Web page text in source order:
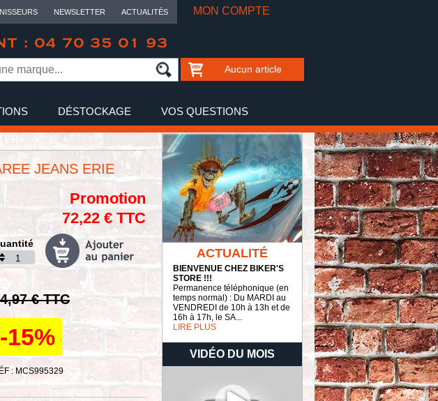
NEWSLETTER ACTUALITÉS MON COMPTE
: 04 70 35 01 93
Aucun article
DÉSTOCKAGE VOS QUESTIONS
JEANS ERIE
Promotion
72,22 € TTC
€ TTC
-15%
: MCS995329
ACTUALITÉ
BIENVENUE CHEZ BIKER'S
STORE !!!
Permanence téléphonique (en
temps normal) : Du MARDI au
VENDREDI de 10h à 13h et de
16h à 17h, le SA...
LIRE PLUS
VIDÉO DU MOIS